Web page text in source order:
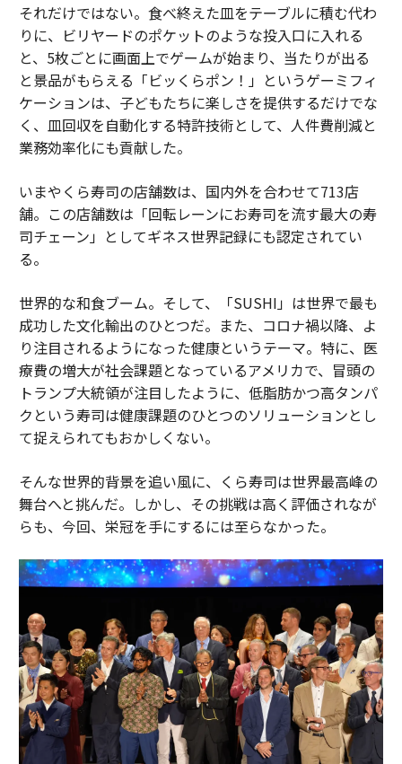
それだけではない。食べ終えた皿をテーブルに積む代わ
りに、ビリヤードのポケットのような投入口に入れる
と、5枚ごとに画面上でゲームが始まり、当たりが出る
と景品がもらえる「ビッくらポン！」というゲーミフィ
ケーションは、子どもたちに楽しさを提供するだけでな
く、皿回収を自動化する特許技術として、人件費削減と
業務効率化にも貢献した。
いまやくら寿司の店舗数は、国内外を合わせて713店
舗。この店舗数は「回転レーンにお寿司を流す最大の寿
司チェーン」としてギネス世界記録にも認定されてい
る。
世界的な和食ブーム。そして、「SUSHI」は世界で最も
成功した文化輸出のひとつだ。また、コロナ禍以降、よ
り注目されるようになった健康というテーマ。特に、医
療費の増大が社会課題となっているアメリカで、冒頭の
トランプ大統領が注目したように、低脂肪かつ高タンパ
クという寿司は健康課題のひとつのソリューションとし
て捉えられてもおかしくない。
そんな世界的背景を追い風に、くら寿司は世界最高峰の
舞台へと挑んだ。しかし、その挑戦は高く評価されなが
らも、今回、栄冠を手にするには至らなかった。